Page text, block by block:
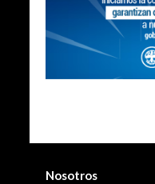
Nosotros